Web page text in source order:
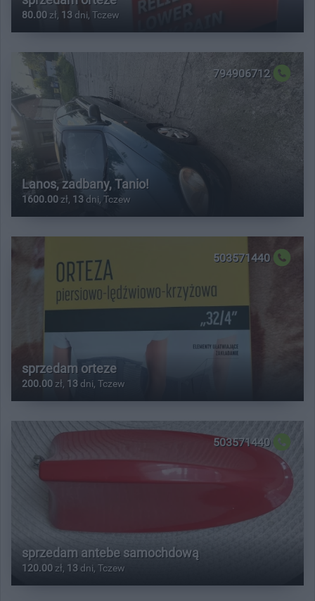
80.00 zł, 13 dni, Tczew
794906712
Lanos, zadbany, Tanio!
1600.00zł, 13 dni, Tczew
503571440
sprzedam orteze
200.00 zł, 13 dni, Tczew
503571440
sprzedam antebe samochdową
120.00 zł, 13 dni, Tczew